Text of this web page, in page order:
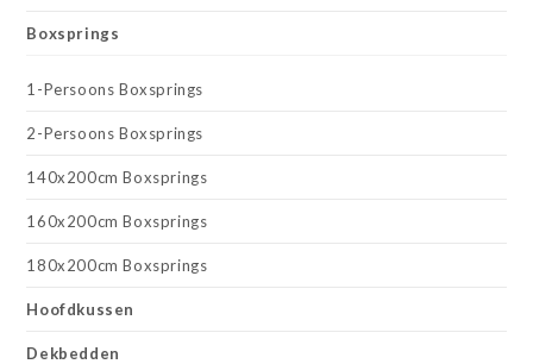
Boxsprings
1-Persoons Boxsprings
2-Persoons Boxsprings
140x200cm Boxsprings
160x200cm Boxsprings
180x200cm Boxsprings
Hoofdkussen
Dekbedden